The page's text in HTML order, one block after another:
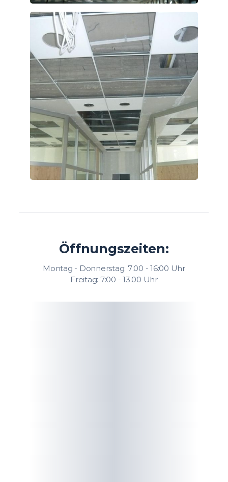
Öffnungszeiten:
Montag - Donnerstag: 7:00 - 16:00 Uhr
Freitag: 7:00 - 13:00 Uhr